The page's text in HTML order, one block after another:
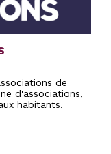
de
d'associations,
habitants.